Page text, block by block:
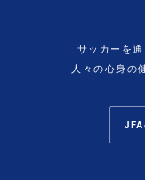
サッカーを
人々の心身の
JFA